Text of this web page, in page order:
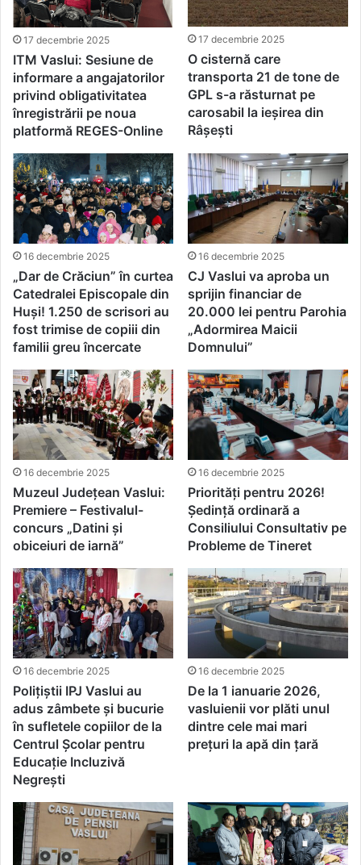
17 decembrie 2025
ITM Vaslui: Sesiune de
informare a angajatorilor
privind obligativitatea
înregistrării pe noua
platformă REGES-Online
17 decembrie 2025
O cisternă care
transporta 21 de tone de
GPL s-a răsturnat pe
carosabil la ieșirea din
Râșești
16 decembrie 2025
„Dar de Crăciun” în curtea
Catedralei Episcopale din
Huși! 1.250 de scrisori au
fost trimise de copiii din
familii greu încercate
16 decembrie 2025
CJ Vaslui va aproba un
sprijin financiar de
20.000 lei pentru Parohia
„Adormirea Maicii
Domnului”
16 decembrie 2025
Muzeul Județean Vaslui:
Premiere – Festivalul-
concurs „Datini și
obiceiuri de iarnă”
16 decembrie 2025
Priorități pentru 2026!
Ședință ordinară a
Consiliului Consultativ pe
Probleme de Tineret
16 decembrie 2025
Polițiștii IPJ Vaslui au
adus zâmbete și bucurie
în sufletele copiilor de la
Centrul Şcolar pentru
Educaţie Incluzivă
Negreşti
16 decembrie 2025
De la 1 ianuarie 2026,
vasluienii vor plăti unul
dintre cele mai mari
prețuri la apă din țară